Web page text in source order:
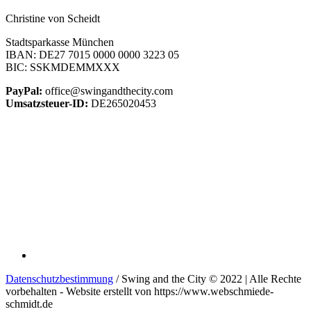
Christine von Scheidt
Stadtsparkasse München
IBAN: DE27 7015 0000 0000 3223 05
BIC: SSKMDEMMXXX
PayPal: office@swingandthecity.com
Umsatzsteuer-ID: DE265020453
Datenschutzbestimmung / Swing and the City © 2022 | Alle Rechte
vorbehalten - Website erstellt von https://www.webschmiede-
schmidt.de